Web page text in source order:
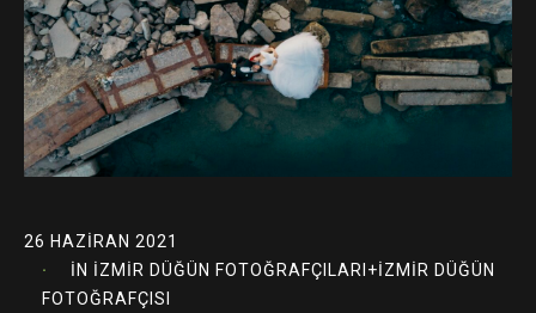
26 HAZIRAN 2021
IN İZMIR DÜĞÜN FOTOĞRAFÇILARI+İZMIR DÜĞÜN
FOTOĞRAFÇISI